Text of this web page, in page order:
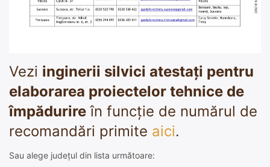
Vezi inginerii silvici atestați pentru
elaborarea proiectelor tehnice de
împădurire în funcție de numărul de
recomandări primite aici.
Sau alege județul din lista următoare: